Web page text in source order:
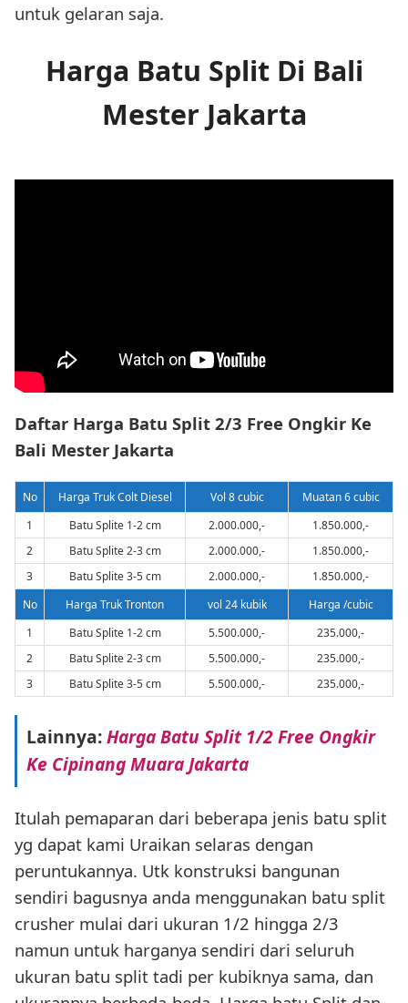
untuk gelaran saja.
Harga Batu Split Di Bali
Mester Jakarta
Daftar Harga Batu Split 2/3 Free Ongkir Ke
Bali Mester Jakarta
No Harga Truk Colt Diesel Vol 8 cubic
Muatan 6 cubic
1
Batu Splite 1-2 cm 2.000.000,-
1.850.000,-
2
Batu Splite 2-3 cm 2.000.000,-
1.850.000,-
3
Batu Splite 3-5 cm 2.000.000,-
1.850.000,-
No
Harga Truk Tronton vol 24 kubik
Harga /cubic
1
Batu Splite 1-2 cm 5.500.000,-
235.000,-
2
Batu Splite 2-3 cm 5.500.000,-
235.000,-
3
Batu Splite 3-5 cm 5.500.000,- 235.000,-
Lainnya:Harga Batu Split 1/2 Free Ongkir
Ke Cipinang Muara Jakarta
Itulah pemaparan dari beberapa jenis batu split
yg dapat kami Uraikan selaras dengan
peruntukannya. Utk konstruksi bangunan
sendiri bagusnya anda menggunakan batu split
crusher mulai dari ukuran 1/2 hingga 2/3
namun untuk harganya sendiri dari seluruh
ukuran batu split tadi per kubiknya sama, dan